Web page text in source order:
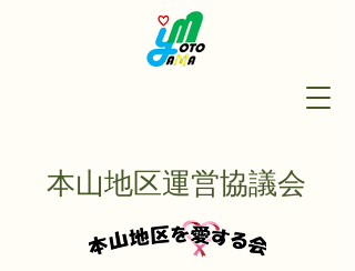
本山地区運営協議会